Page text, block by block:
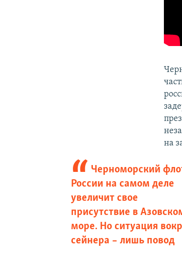
на
Черноморский
России на самом деле
увеличит свое
присутствие в
море. Но ситуация
сейнера – лишь повод